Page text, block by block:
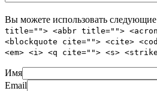
Вы можете использовать следующие
title=""> <abbr title="">
<blockquote cite=""> <cite>
<em> <i> <q cite=""> <s>
Имя
Email